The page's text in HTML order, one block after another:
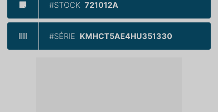
#STOCK 721012A
#SÉRIE KMHCT5AE4HU351330